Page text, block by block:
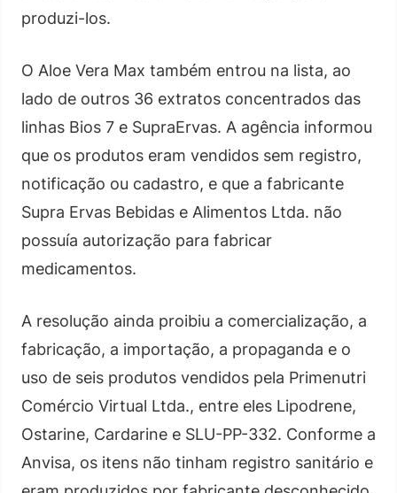
produzi-los.
O Aloe Vera Max também entrou na lista, ao
lado de outros 36 extratos concentrados das
linhas Bios 7 e SupraErvas. A agência informou
que os produtos eram vendidos sem registro,
notificação ou cadastro, e que a fabricante
Supra Ervas Bebidas e Alimentos Ltda. não
possuía autorização para fabricar
medicamentos.
A resolução ainda proibiu a comercialização, a
fabricação, a importação, a propaganda e o
uso de seis produtos vendidos pela Primenutri
Comércio Virtual Ltda., entre eles Lipodrene,
Ostarine, Cardarine e SLU-PP-332. Conforme a
Anvisa, os itens não tinham registro sanitário e